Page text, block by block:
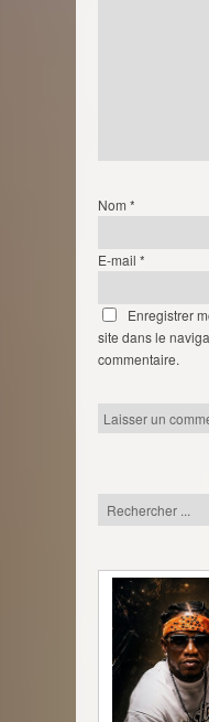
Nom *
E-mail *
Enregistrer
site dans le
commentaire.